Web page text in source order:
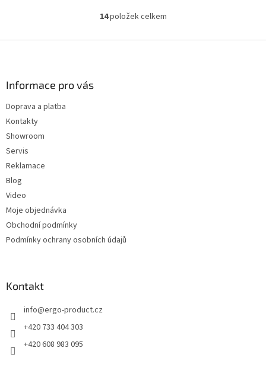
O
l
14položek celkem
Informace pro vás
Doprava a platba
Kontakty
Showroom
Servis
Reklamace
Blog
Video
Moje objednávka
Obchodní podmínky
Podmínky ochrany osobních údajů
Kontakt
info@ergo-product.cz
+420 733 404 303
+420 608 983 095